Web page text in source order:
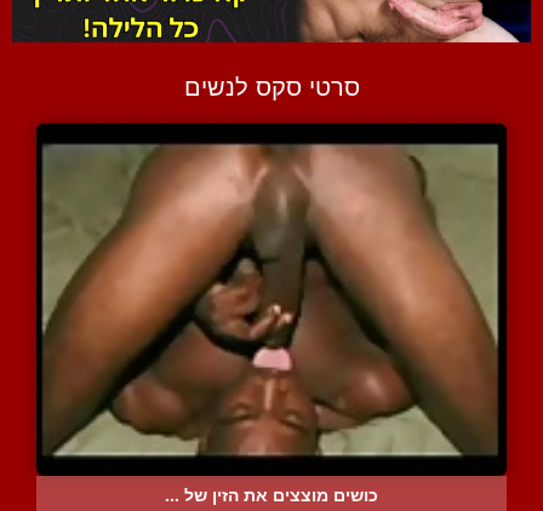
סרטי סקס לנשים
כושים מוצצים את הזין של ...